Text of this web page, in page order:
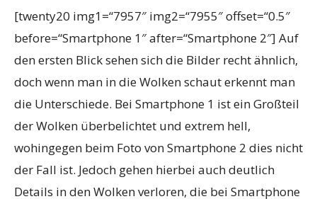
[twenty20 img1=“7957″ img2=“7955″ offset=“0.5″
before=“Smartphone 1″ after=“Smartphone 2″] Auf
den ersten Blick sehen sich die Bilder recht ähnlich,
doch wenn man in die Wolken schaut erkennt man
die Unterschiede. Bei Smartphone 1 ist ein Großteil
der Wolken überbelichtet und extrem hell,
wohingegen beim Foto von Smartphone 2 dies nicht
der Fall ist. Jedoch gehen hierbei auch deutlich
Details in den Wolken verloren, die bei Smartphone